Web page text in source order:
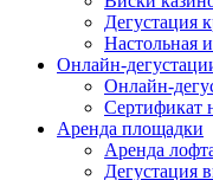
Дегустация
Настольная
Онлайн-
Онлайн-
Сертификат
Аренда площадки
Аренда
Дегустация